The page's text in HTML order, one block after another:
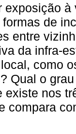
exposição
de
entre
da infra-
como
Qual o
existe nos
compara